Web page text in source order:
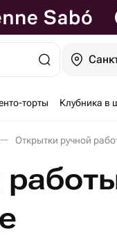
торты Клубника в
Открытки ручной